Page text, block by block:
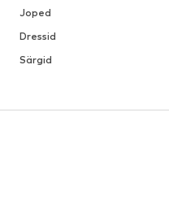
Joped
Dressid
Särgid